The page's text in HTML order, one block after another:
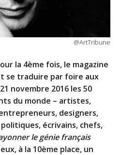
@ArtTribune
la 4ème fois, le magazine
se traduire par foire aux
novembre 2016 les 50
du monde – artistes,
designers,
écrivains, chefs,
le génie français
à la 10ème place, un